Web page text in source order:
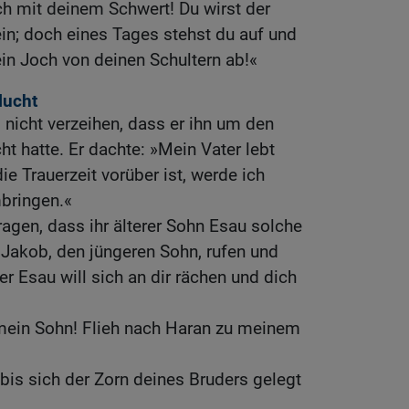
mit deinem Schwert! Du wirst der
doch eines Tages stehst du auf und
Joch von deinen Schultern ab!«
verzeihen, dass er ihn um den
hatte. Er dachte: »Mein Vater lebt
Trauerzeit vorüber ist, werde ich
dass ihr älterer Sohn Esau solche
den jüngeren Sohn, rufen und
Esau will sich an dir rächen und dich
Sohn! Flieh nach Haran zu meinem
sich der Zorn deines Bruders gelegt